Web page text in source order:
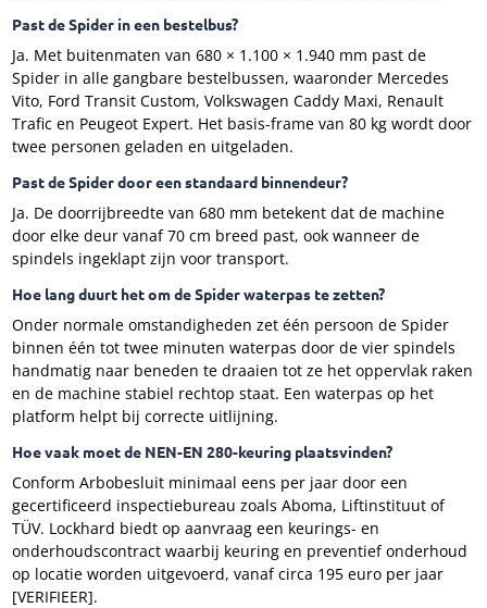
Past de Spider in een bestelbus?
Ja. Met buitenmaten van 680 × 1.100 × 1.940 mm past de
Spider in alle gangbare bestelbussen, waaronder Mercedes
Vito, Ford Transit Custom, Volkswagen Caddy Maxi, Renault
Trafic en Peugeot Expert. Het basis-frame van 80 kg wordt door
twee personen geladen en uitgeladen.
Past de Spider door een standaard binnendeur?
Ja. De doorrijbreedte van 680 mm betekent dat de machine
door elke deur vanaf 70 cm breed past, ook wanneer de
spindels ingeklapt zijn voor transport.
Hoe lang duurt het om de Spider waterpas te zetten?
Onder normale omstandigheden zet één persoon de Spider
binnen één tot twee minuten waterpas door de vier spindels
handmatig naar beneden te draaien tot ze het oppervlak raken
en de machine stabiel rechtop staat. Een waterpas op het
platform helpt bij correcte uitlijning.
Hoe vaak moet de NEN-EN 280-keuring plaatsvinden?
Conform Arbobesluit minimaal eens per jaar door een
gecertificeerd inspectiebureau zoals Aboma, Liftinstituut of
TÜV. Lockhard biedt op aanvraag een keurings- en
onderhoudscontract waarbij keuring en preventief onderhoud
op locatie worden uitgevoerd, vanaf circa 195 euro per jaar
[VERIFIEER].